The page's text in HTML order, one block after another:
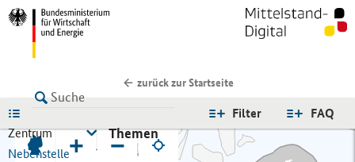
zurück zur Startseite
FAQ
Filter
Zentrum
Nebenstelle
Themen
+ −